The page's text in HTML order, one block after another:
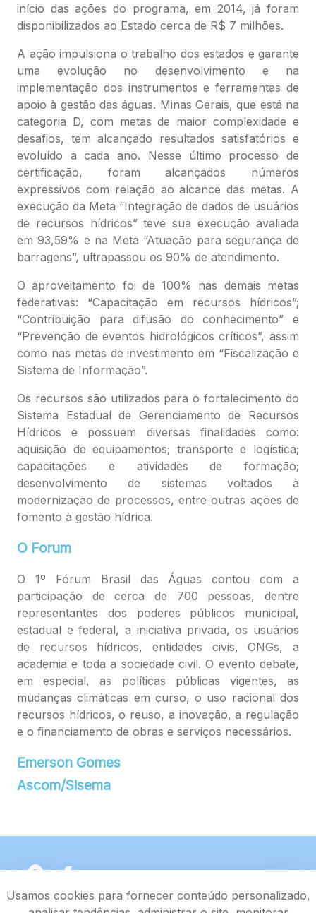
início das ações do programa, em 2014, já foram
disponibilizados ao Estado cerca de R$ 7 milhões.
A ação impulsiona o trabalho dos estados e garante
uma evolução no desenvolvimento e na
implementação dos instrumentos e ferramentas de
apoio à gestão das águas. Minas Gerais, que está na
categoria D, com metas de maior complexidade e
desafios, tem alcançado resultados satisfatórios e
evoluído a cada ano. Nesse último processo de
certificação, foram alcançados números
expressivos com relação ao alcance das metas. A
execução da Meta “Integração de dados de usuários
de recursos hídricos” teve sua execução avaliada
em 93,59% e na Meta “Atuação para segurança de
barragens”, ultrapassou os 90% de atendimento.
O aproveitamento foi de 100% nas demais metas
federativas: “Capacitação em recursos hídricos”;
“Contribuição para difusão do conhecimento” e
“Prevenção de eventos hidrológicos críticos”, assim
como nas metas de investimento em “Fiscalização e
Sistema de Informação”.
Os recursos são utilizados para o fortalecimento do
Sistema Estadual de Gerenciamento de Recursos
Hídricos e possuem diversas finalidades como:
aquisição de equipamentos; transporte e logística;
capacitações e atividades de formação;
desenvolvimento de sistemas voltados à
modernização de processos, entre outras ações de
fomento à gestão hídrica.
O Forum
O 1º Fórum Brasil das Águas contou com a
participação de cerca de 700 pessoas, dentre
representantes dos poderes públicos municipal,
estadual e federal, a iniciativa privada, os usuários
de recursos hídricos, entidades civis, ONGs, a
academia e toda a sociedade civil. O evento debate,
em especial, as políticas públicas vigentes, as
mudanças climáticas em curso, o uso racional dos
recursos hídricos, o reuso, a inovação, a regulação
e o financiamento de obras e serviços necessários.
Emerson Gomes
Ascom/Sisema
Usamos cookies para fornecer conteúdo personalizado,